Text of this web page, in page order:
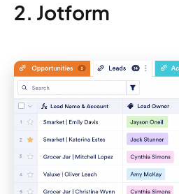
2. Jotform